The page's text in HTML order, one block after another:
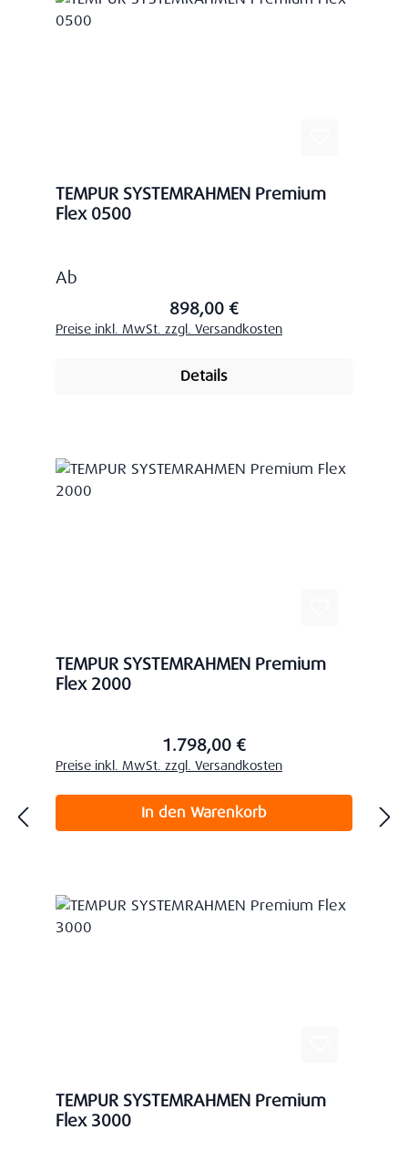
TEMPUR SYSTEMRAHMEN Premium
Flex 0500
Regulärer Preis:
Ab
898,00 €
Preise inkl. MwSt. zzgl. Versandkosten
Details
TEMPUR SYSTEMRAHMEN Premium
Flex 2000
Regulärer Preis:1.798,00 €
Preise inkl. MwSt. zzgl. Versandkosten
In den Warenkorb
TEMPUR SYSTEMRAHMEN Premium
Flex 3000